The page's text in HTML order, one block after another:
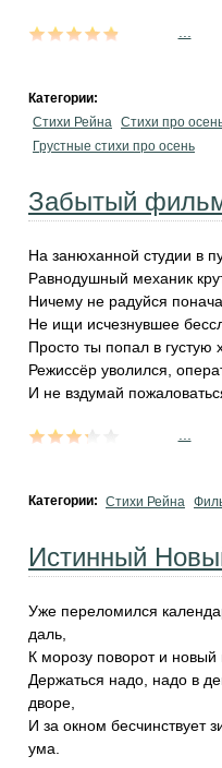
Категории:
Стихи Рейна Стихи про
Грустные стихи про осень
Забытый
На занюханной студии в
Равнодушный механик
Ничему не радуйся
Не ищи исчезнувшее
Просто ты попал в густую
Режиссёр уволился,
И не вздумай
Категории: Стихи Рейна
Истинный
Уже переломился
даль,
К морозу поворот и новый
Держаться надо, надо в
дворе,
И за окном бесчинствует
ума.